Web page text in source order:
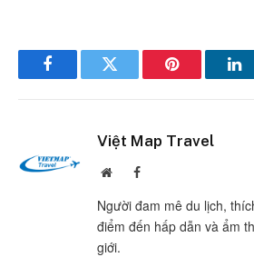
FacebookTwitter Pinterest
Việt Map Travel
WebsiteFacebook
Người đam mê du lịch,
điểm đến hấp dẫn và ẩm
giới.